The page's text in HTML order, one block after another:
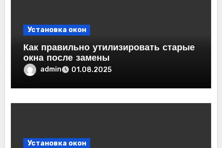
Установка окон
Как правильно утилизировать старые
окна после замены
admin 01.08.2025
Установка окон